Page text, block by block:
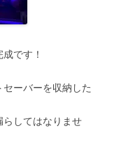
です！
ーバーを収納した
らしてはなりませ